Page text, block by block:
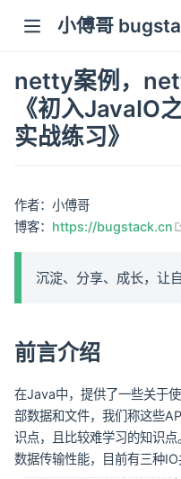
小傅哥
netty案例，
《初入JavaIO
实战练习》
作者：小傅哥
博客： https://bugstack.cn
沉淀、分享、成长，让
前言介绍
在Java中，提供了一些关于
部数据和文件，我们称这些
识点，且比较难学习的知识
数据传输性能，目前有三种